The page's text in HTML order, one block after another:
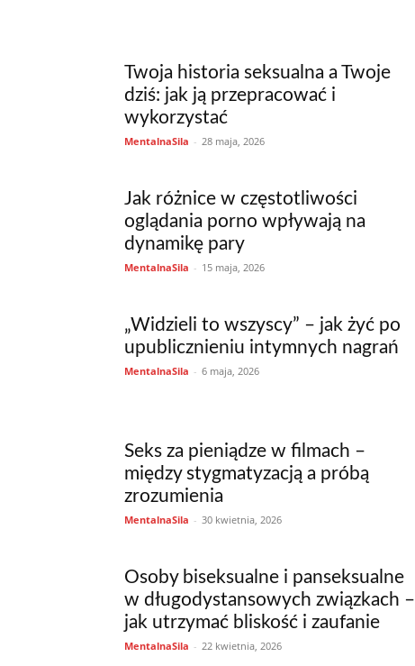
Twoja historia seksualna a Twoje
dziś: jak ją przepracować i
wykorzystać
MentalnaSila - 28 maja, 2026
Jak różnice w częstotliwości
oglądania porno wpływają na
dynamikę pary
MentalnaSila - 15 maja, 2026
„Widzieli to wszyscy” – jak żyć po
upublicznieniu intymnych nagrań
MentalnaSila - 6 maja, 2026
Seks za pieniądze w filmach –
między stygmatyzacją a próbą
zrozumienia
MentalnaSila - 30 kwietnia, 2026
Osoby biseksualne i panseksualne
w długodystansowych związkach –
jak utrzymać bliskość i zaufanie
MentalnaSila - 22 kwietnia, 2026